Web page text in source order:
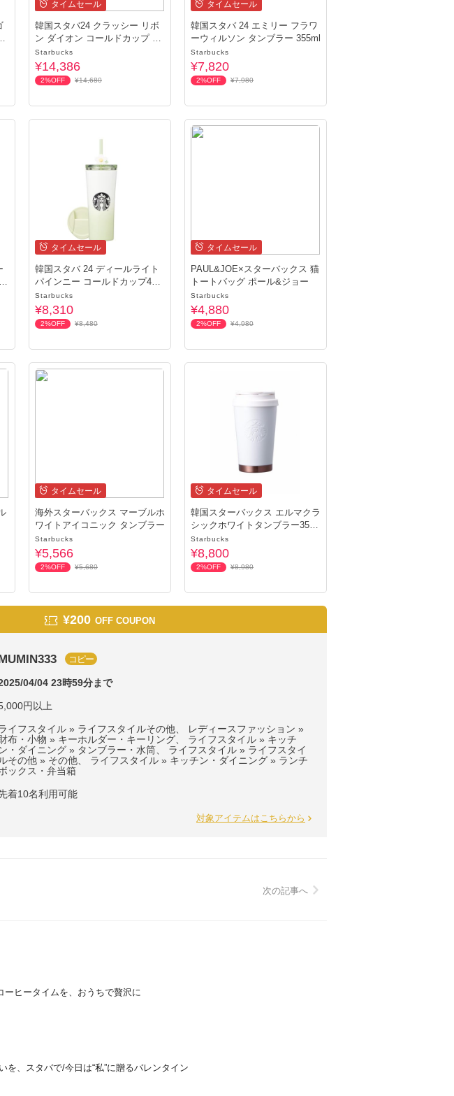
タイムセール
韓国スタバ24 クラッシー リボ
ン ダイオン コールドカップ 59
1ml
Starbucks
¥14,386
2%OFF ¥14,680
タイムセール
韓国スタバ 24 エミリー フラワ
ーウィルソン タンブラー 355ml
Starbucks
¥7,820
2%OFF ¥7,980
タイムセール
韓国スタバ 24 ディールライト
パインニー コールドカップ473
ml
Starbucks
¥8,310
2%OFF ¥8,480
タイムセール
PAUL&JOE×スターバックス 猫
トートバッグ ポール&ジョー
Starbucks
¥4,880
2%OFF ¥4,980
タイムセール
海外スターバックス マーブルホ
ワイトアイコニック タンブラー
Starbucks
¥5,566
2%OFF ¥5,680
タイムセール
韓国スターバックス エルマクラ
シックホワイトタンブラー355
ml
Starbucks
¥8,800
2%OFF ¥8,980
¥200 OFF COUPON
コピー
04/04 23時59分まで
円以上
イフスタイル » ライフスタイルその他、 レディースファッション »
布・小物 » キーホルダー・キーリング、 ライフスタイル » キッチ
ン・ダイニング » タンブラー・水筒、 ライフスタイル » ライフスタイ
ルその他 » その他、 ライフスタイル » キッチン・ダイニング » ランチ
ックス・弁当箱
着10名利用可能
対象アイテムはこちらから
次の記事へ
ーヒータイムを、おうちで贅沢に
を、スタバで/今日は“私”に贈るバレンタイン